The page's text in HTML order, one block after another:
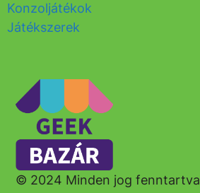
© 2024 Minden jog fenntartva
Konzoljátékok
Játékszerek